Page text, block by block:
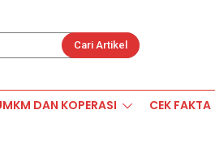
Cari Artikel
DAN KOPERASI CEK FAKTA